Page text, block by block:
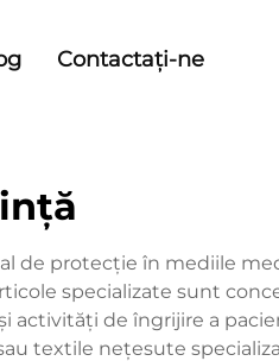
Contactați-ne
de protecție în mediile
specializate sunt
activități de îngrijire a
textile nețesute